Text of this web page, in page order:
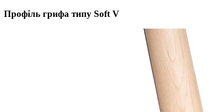
Профіль грифа типу Soft V